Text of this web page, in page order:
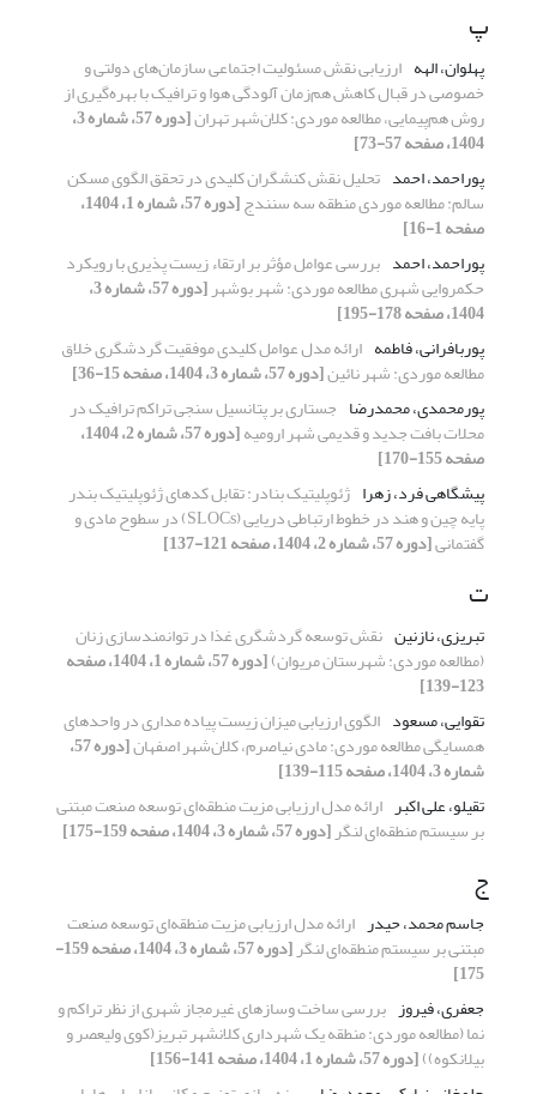
پ
پهلوان، الهه ارزیابی نقش مسئولیت اجتماعی سازمان‌های دولتی و
خصوصی در قبال کاهش هم‌زمان آلودگی هوا و ترافیک با بهره‌گیری از
روش هم‌پیمایی، مطالعه موردی: کلان‌شهر تهران [دوره 57، شماره 3،
1404، صفحه 57-73]
پوراحمد، احمد تحلیل نقش کنشگران کلیدی در تحقق الگوی مسکن
سالم: مطالعه موردی منطقه سه سنندج [دوره 57، شماره 1، 1404،
صفحه 1-16]
پوراحمد، احمد بررسی عوامل مؤثر بر ارتقاء زیست پذیری با رویکرد
حکمروایی شهری مطالعه موردی: شهر بوشهر [دوره 57، شماره 3،
1404، صفحه 178-195]
پوربافرانی، فاطمه ارائه مدل عوامل کلیدی موفقیت گردشگری خلاق
مطالعه موردی: شهر نائین[دوره 57، شماره 3، 1404، صفحه 15-36]
پورمحمدی، محمدرضا جستاری بر پتانسیل سنجی تراکم ترافیک در
محلات بافت جدید و قدیمی شهر ارومیه [دوره 57، شماره 2، 1404،
صفحه 155-170]
پیشگاهی فرد، زهرا ژئوپلیتیک بنادر: تقابل کدهای ژئوپلیتیک بندر
پایه چین و هند در خطوط ارتباطی دریایی (SLOCs) در سطوح مادی و
گفتمانی[دوره 57، شماره 2، 1404، صفحه 121-137]
ت
تبریزی، نازنین نقش توسعه گردشگری غذا در توانمندسازی زنان
(مطالعه موردی: شهرستان مریوان) [دوره 57، شماره 1، 1404، صفحه
123-139]
تقوایی، مسعود الگوی ارزیابی میزان زیست پیاده مداری در واحدهای
همسایگی مطالعه موردی: مادی نیاصرم، کلان‌شهر اصفهان [دوره 57،
شماره 3، 1404، صفحه 115-139]
تقیلو، علی اکبر ارائه مدل ارزیابی مزیت منطقه‌ای توسعه صنعت مبتنی
بر سیستم منطقه‌ای لنگر[دوره 57، شماره 3، 1404، صفحه 159-175]
ج
جاسم محمد، حیدر ارائه مدل ارزیابی مزیت منطقه‌ای توسعه صنعت
مبتنی بر سیستم منطقه‌ای لنگر [دوره 57، شماره 3، 1404، صفحه 159-
175]
جعفری، فیروز بررسی ساخت وساز‌های غیرمجاز شهری از نظر تراکم و
نما (مطالعه موردی: منطقه یک شهرداری کلانشهر تبریز(کوی ولیعصر و
بیلانکوه))[دوره 57، شماره 1، 1404، صفحه 141-156]